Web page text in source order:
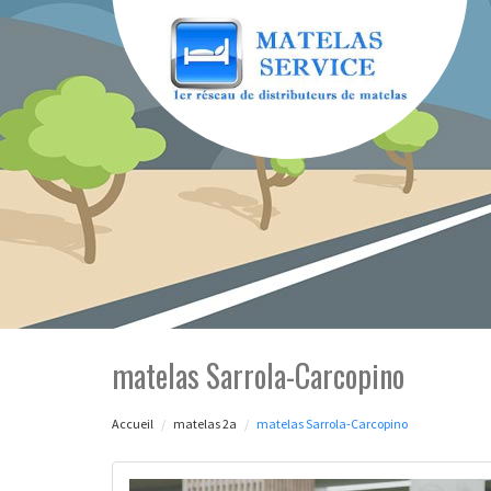
matelas Sarrola-Carcopino
Accueil matelas 2a matelas Sarrola-Carcopino